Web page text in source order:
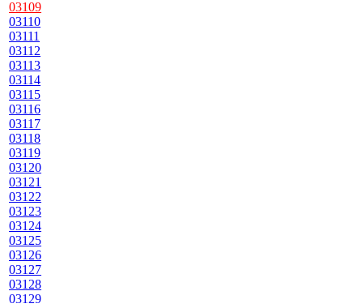
03109
03110
03111
03112
03113
03114
03115
03116
03117
03118
03119
03120
03121
03122
03123
03124
03125
03126
03127
03128
03129